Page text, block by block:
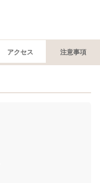
アクセス 注意事項